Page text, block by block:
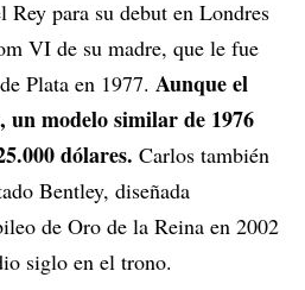
para su debut en Londres
VI de su madre, que le fue
Plata en 1977. Aunque el
un modelo similar de 1976
dólares. Carlos también
Bentley, diseñada
de Oro de la Reina en 2002
siglo en el trono.